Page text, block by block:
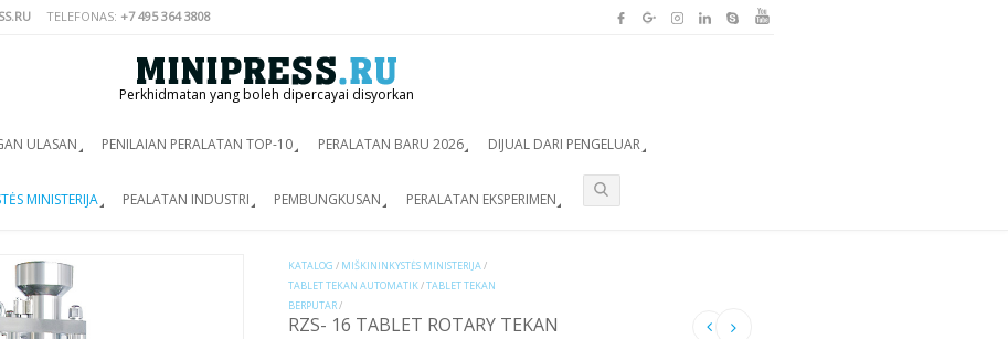
TELEFONAS: +7 495 364 3808
Perkhidmatan yang boleh dipercayai disyorkan
ULASAN PENILAIAN PERALATAN TOP-10 PERALATAN BARU 2026 DIJUAL DARI PENGELUAR
MINISTERIJA PEALATAN INDUSTRI PEMBUNGKUSAN PERALATAN EKSPERIMEN
KATALOG / MIŠKININKYSTĖS MINISTERIJA/
TABLET TEKAN AUTOMATIK/TABLET TEKAN
BERPUTAR/
RZS- 16 TABLET ROTARY TEKAN